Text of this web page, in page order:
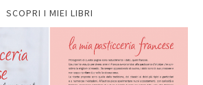
SCOPRI I MIEI LIBRI